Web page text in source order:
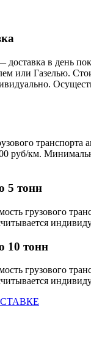
доставка в день
или Газелью.
транспорта
руб/км.
5 тонн
грузового
10 тонн
грузового